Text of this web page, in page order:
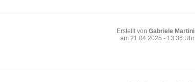
Erstellt von Gabriele Martini
am 21.04.2025 - 13:36 Uhr